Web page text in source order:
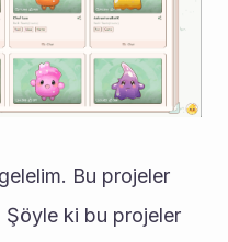
Şöyle ki bu projeler